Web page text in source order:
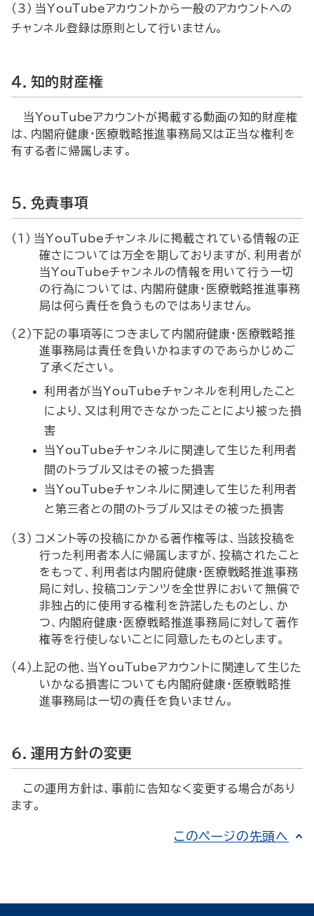
(3) 当YouTubeアカウントから一般のアカウントへの
チャンネル登録は原則として行いません。
４．知的財産権
当YouTubeアカウントが掲載する動画の知的財産権
は、内閣府健康・医療戦略推進事務局又は正当な権利を
有する者に帰属します。
５．免責事項
(1) 当YouTubeチャンネルに掲載されている情報の正
確さについては万全を期しておりますが、利用者が
当YouTubeチャンネルの情報を用いて行う一切
の行為については、内閣府健康・医療戦略推進事務
局は何ら責任を負うものではありません。
(2)下記の事項等につきまして内閣府健康・医療戦略推
進事務局は責任を負いかねますのであらかじめご
了承ください。
利用者が当YouTubeチャンネルを利用したこと
により、又は利用できなかったことにより被った損
害
当YouTubeチャンネルに関連して生じた利用者
間のトラブル又はその被った損害
当YouTubeチャンネルに関連して生じた利用者
と第三者との間のトラブル又はその被った損害
(3) コメント等の投稿にかかる著作権等は、当該投稿を
行った利用者本人に帰属しますが、投稿されたこと
をもって、利用者は内閣府健康・医療戦略推進事務
局に対し、投稿コンテンツを全世界において無償で
非独占的に使用する権利を許諾したものとし、か
つ、内閣府健康・医療戦略推進事務局に対して著作
権等を行使しないことに同意したものとします。
(4)上記の他、当YouTubeアカウントに関連して生じた
いかなる損害についても内閣府健康・医療戦略推
進事務局は一切の責任を負いません。
６．運用方針の変更
この運用方針は、事前に告知なく変更する場合があり
ます。
このページの先頭へ